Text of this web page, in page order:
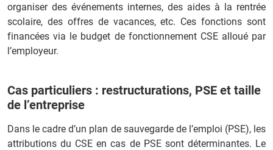
organiser des événements internes, des aides à la rentrée
scolaire, des offres de vacances, etc. Ces fonctions sont
financées via le budget de fonctionnement CSE alloué par
l’employeur.
Cas particuliers : restructurations, PSE et taille
de l’entreprise
Dans le cadre d’un plan de sauvegarde de l’emploi (PSE), les
attributions du CSE en cas de PSE sont déterminantes. Le